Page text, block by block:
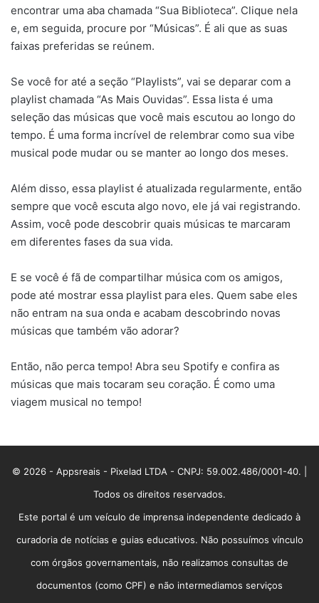
encontrar uma aba chamada “Sua Biblioteca”. Clique nela
e, em seguida, procure por “Músicas”. É ali que as suas
faixas preferidas se reúnem.
Se você for até a seção “Playlists”, vai se deparar com a
playlist chamada “As Mais Ouvidas”. Essa lista é uma
seleção das músicas que você mais escutou ao longo do
tempo. É uma forma incrível de relembrar como sua vibe
musical pode mudar ou se manter ao longo dos meses.
Além disso, essa playlist é atualizada regularmente, então
sempre que você escuta algo novo, ele já vai registrando.
Assim, você pode descobrir quais músicas te marcaram
em diferentes fases da sua vida.
E se você é fã de compartilhar música com os amigos,
pode até mostrar essa playlist para eles. Quem sabe eles
não entram na sua onda e acabam descobrindo novas
músicas que também vão adorar?
Então, não perca tempo! Abra seu Spotify e confira as
músicas que mais tocaram seu coração. É como uma
viagem musical no tempo!
© 2026 - Appsreais - Pixelad LTDA - CNPJ: 59.002.486/0001-40. |
Todos os direitos reservados.
Este portal é um veículo de imprensa independente dedicado à
curadoria de notícias e guias educativos. Não possuímos vínculo
com órgãos governamentais, não realizamos consultas de
documentos (como CPF) e não intermediamos serviços